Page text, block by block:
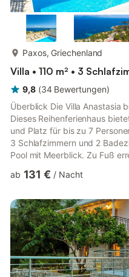
Paxos, Griechenland
Villa • 110 m² • 3
9,8 (34 Bewertungen)
Überblick Die Villa Anastasia
Dieses Reihenferienhaus
und Platz für bis zu 7
3 Schlafzimmern und 2
Pool mit Meerblick. Zu Fuß
unter weitgehender
Küche mit angrenzendem
der auf eine schattige
ab 131 € / Nacht